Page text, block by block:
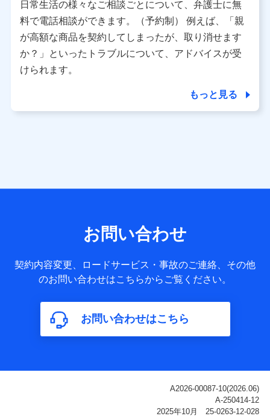
データ憲章」に定める行動原則を順守します 。
※ パーソナルデータダッシュボードの「第三者提供の管
理」の設定状態にかかわらず、共同利用する場合がありま
※ dポイントクラブ会員ではないお客さま（2019年12月11
日以降、一度もdポイントクラブ会員であったことがないお
個人データは、こちら の利用目的の範囲内に限って共同利
用します。
サービス提供等を通じて取得した、以下の情報などの個人デ
基本情報
氏名、電話番号、メールアドレス、お客さまの識別子、
属性、連絡先、dポイントサービスのご利用に関する情
構成、住所、dポイント残高、dポイント利用履歴などが
含まれます。
利用情報
ご契約状態・ご利用履歴インターネット利用時の行動に
関する情報、アプリケーション利用時の行動に関する情
報、購入されたサービスや商品の名称・購入場所・決済
日常生活の様々なご相談ごとについて、弁護士に無
料で電話相談ができます。（予約制） 例えば、「親
が高額な商品を契約してしまったが、取り消せます
か？」といったトラブルについて、アドバイスが受
けられます。
もっと見る
お問い合わせ
契約内容変更、ロードサービス・事故のご連絡、その他
のお問い合わせはこちらからご覧ください。
お問い合わせはこちら